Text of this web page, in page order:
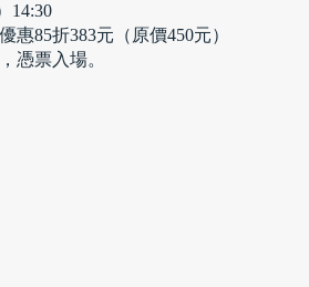
惠85折383元（原價450元）
憑票入場。